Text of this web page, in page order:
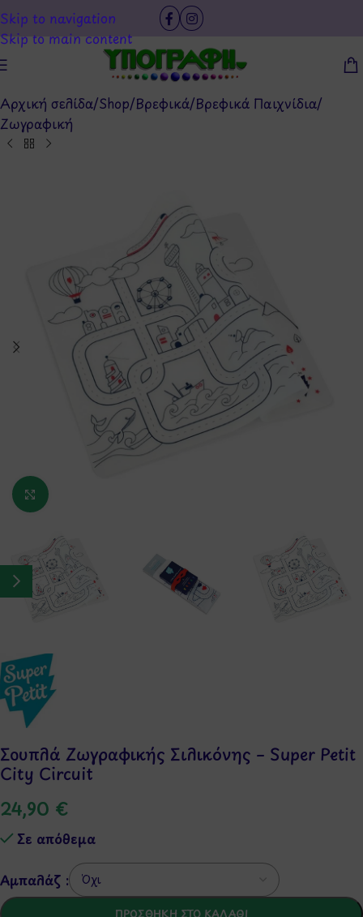
Skip to navigation
Skip to main content
Αρχική σελίδα/Shop/Βρεφικά/Βρεφικά Παιχνίδια/
Ζωγραφική
Κάντε κλικ για μεγέθυνση
Σουπλά Ζωγραφικής Σιλικόνης – Super Petit
City Circuit
24,90 €
Σε απόθεμα
Αμπαλάζ :
ΠΡΟΣΘΉΚΗ ΣΤΟ ΚΑΛΆΘΙ